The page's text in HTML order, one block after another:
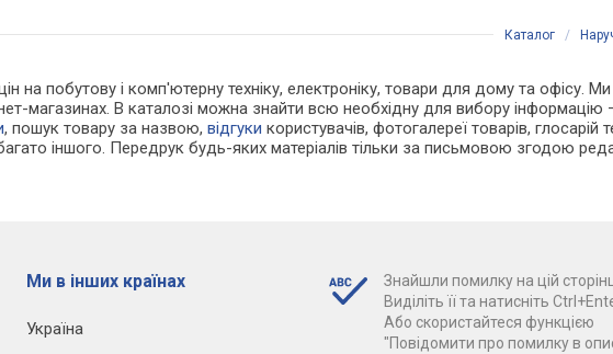
Каталог /
на побутову і комп'ютерну техніку, електроніку, товари для дому та офісу.
магазинах. В каталозі можна знайти всю необхідну для вибору
, пошук товару за назвою,відгуки користувачів, фотогалереї товарів, глосарій
іншого. Передрук будь-яких матеріалів тільки за письмовою згодою
Ми в інших країнах
Україна
Знайшли помилку на цій
Виділіть її та натисніть
Або скористайтеся функцією
"Повідомити про помилку в